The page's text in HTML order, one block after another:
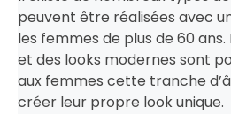
peuvent être réalisées avec
les femmes de plus de 60
et des looks modernes sont
aux femmes cette tranche
créer leur propre look unique.